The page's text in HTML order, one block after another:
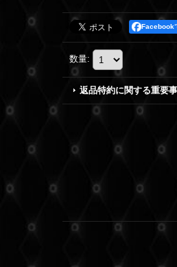
Facebook
数量:
返品特約に関する重要